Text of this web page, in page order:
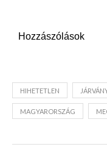
Hozzászólások
HIHETETLEN
MAGYARORSZÁG